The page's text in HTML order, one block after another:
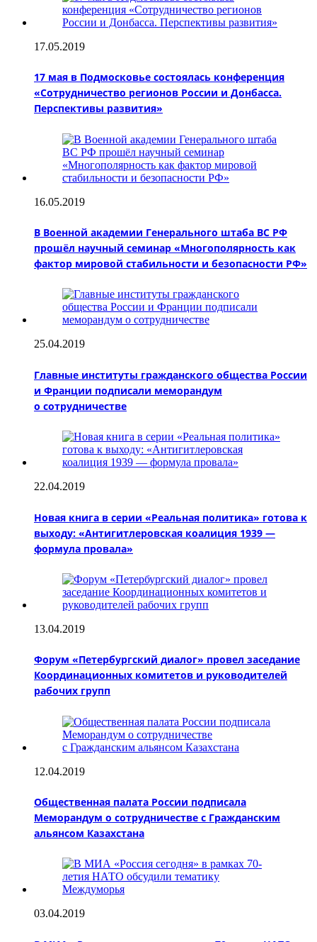
17.05.2019
17 мая в Подмосковье состоялась конференция
«Сотрудничество регионов России и Донбасса.
Перспективы развития»
16.05.2019
В Военной академии Генерального штаба ВС РФ
прошёл научный семинар «Многополярность как
фактор мировой стабильности и безопасности РФ»
25.04.2019
Главные институты гражданского общества России
и Франции подписали меморандум
о сотрудничестве
22.04.2019
Новая книга в серии «Реальная политика» готова к
выходу: «Антигитлеровская коалиция 1939 —
формула провала»
13.04.2019
Форум «Петербургский диалог» провел заседание
Координационных комитетов и руководителей
рабочих групп
12.04.2019
Общественная палата России подписала
Меморандум о сотрудничестве с Гражданским
альянсом Казахстана
03.04.2019